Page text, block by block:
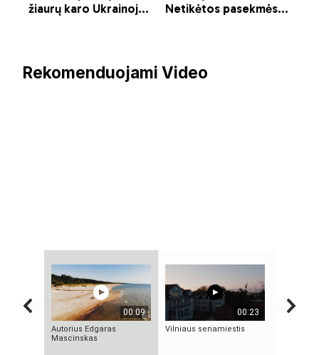
Rekomenduojami Video
00:09
Autorius Edgaras
Mascinskas
00:23
Vilniaus senamiestis